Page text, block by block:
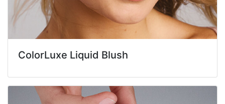
ColorLuxe Liquid Blush